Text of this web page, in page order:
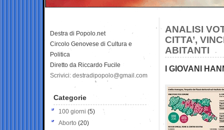
ANALISI
CITTA’,
ABITANTI
I GIOVANI
Destra di Popolo.net
Circolo Genovese di Cultura e
Politica
Diretto da Riccardo Fucile
Scrivici: destradipopolo@gmail.com
Categorie
100 giorni (5)
Aborto (20)